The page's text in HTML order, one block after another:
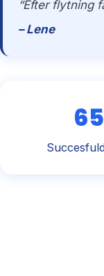
“Efter flytning
– Lene